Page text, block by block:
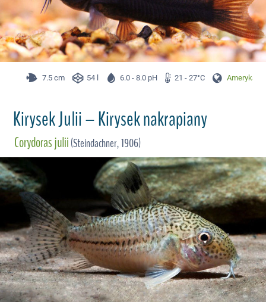
7.5 cm 54 l 6.0 - 8.0 pH 21 - 27°C Ameryka
Kirysek Julii – Kirysek nakrapiany
Corydoras julii(Steindachner, 1906)